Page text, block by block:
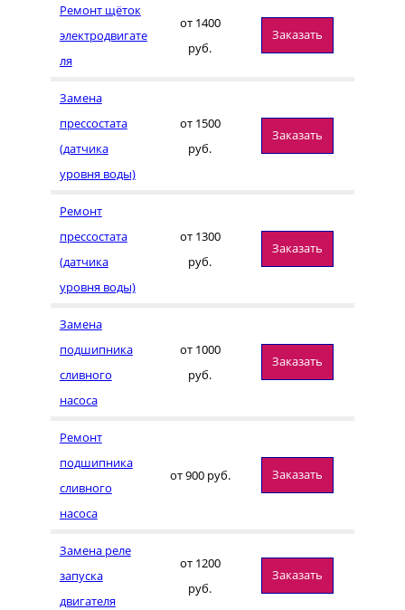
Ремонт щёток
электродвигате
ля
от 1400
руб.
Заказать
Замена
прессостата
(датчика
уровня воды)
от 1500
руб.
Заказать
Ремонт
прессостата
(датчика
уровня воды)
от 1300
руб.
Заказать
Замена
подшипника
сливного
насоса
от 1000
руб.
Заказать
Ремонт
подшипника
сливного
насоса
от 900 руб. Заказать
Замена реле
запуска
двигателя
от 1200
руб.
Заказать